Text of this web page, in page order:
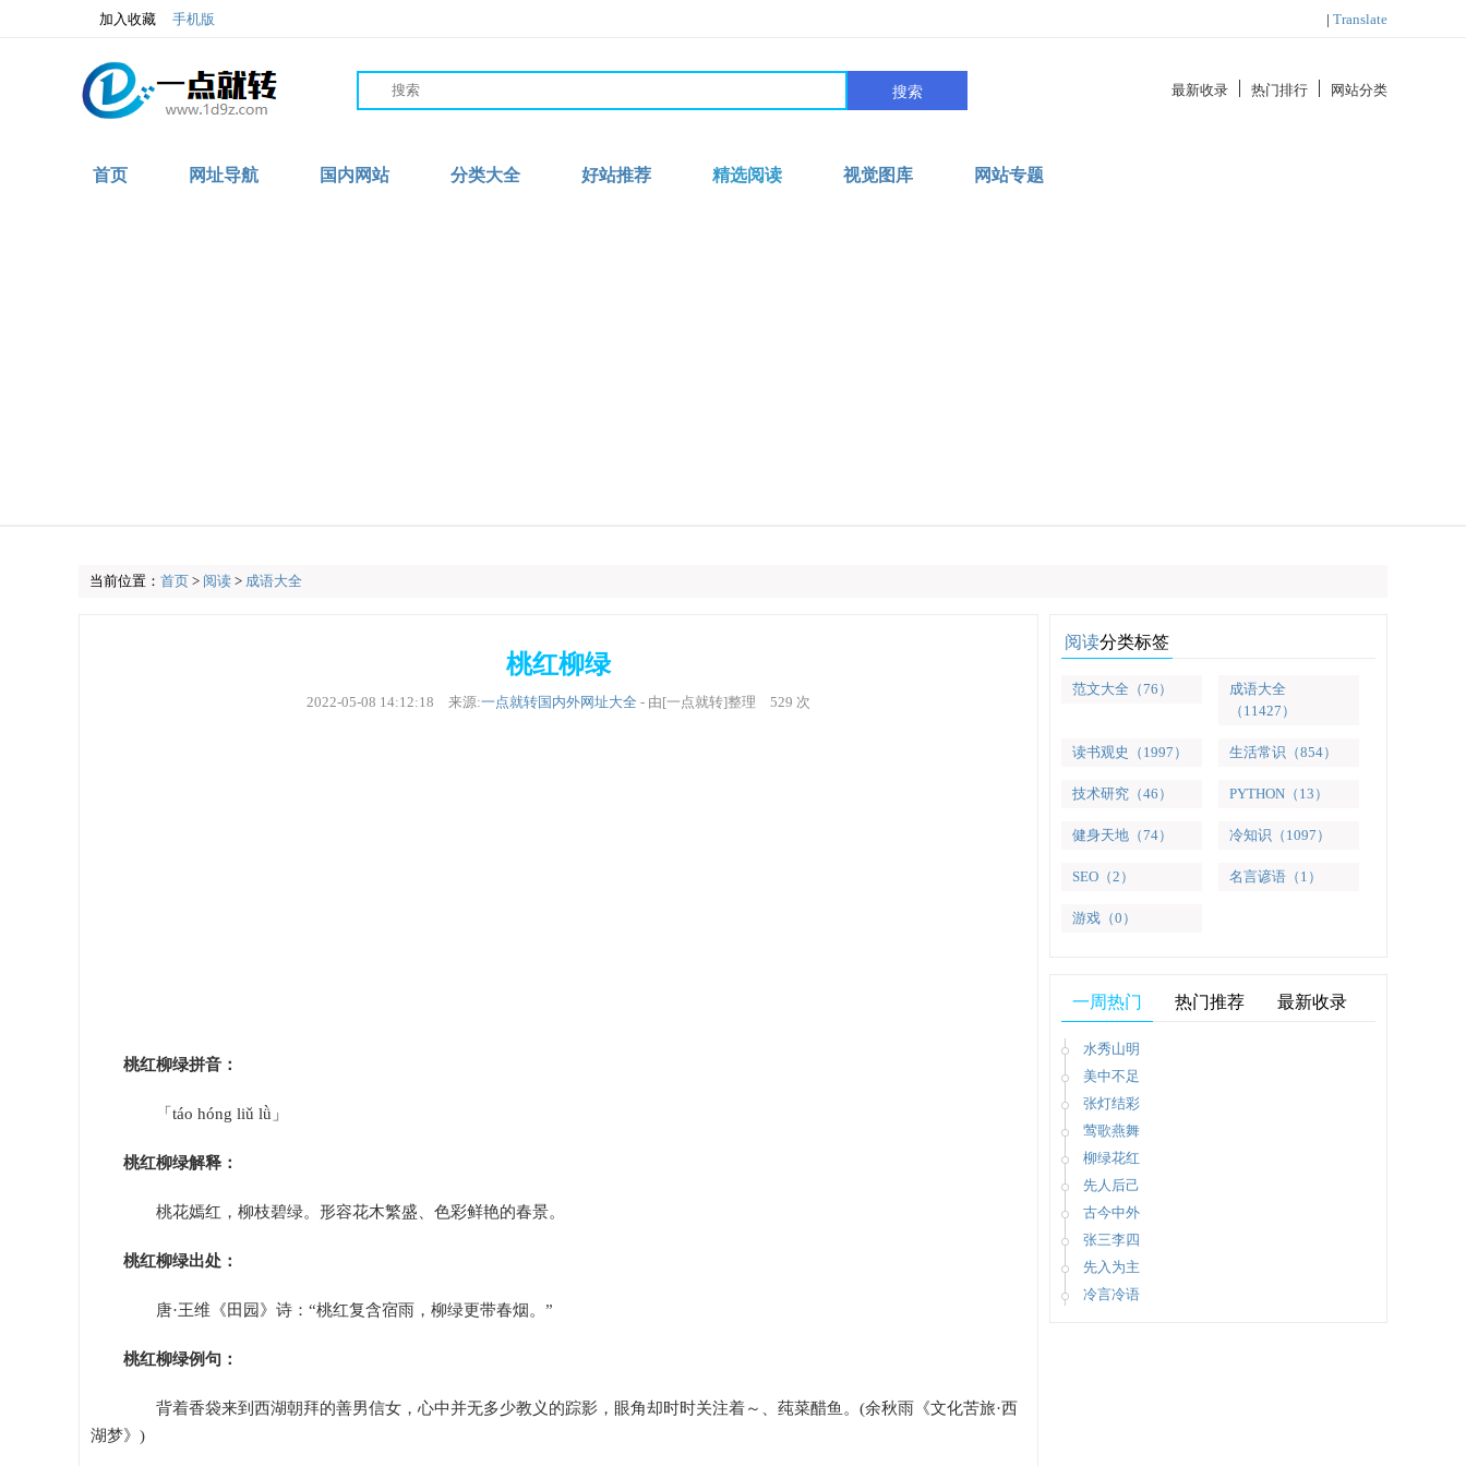
加入收藏 手机版 | Translate
搜索 最新收录 热门排行 网站分类
首页 网址导航 国内网站 分类大全 好站推荐 精选阅读 视觉图库 网站专题
当前位置： 首页 > 阅读 > 成语大全
桃红柳绿
2022-05-08 14:12:18 来源:一点就转国内外网址大全 - 由[一点就转]整理 529 次
桃红柳绿拼音：
「táo hóng liǔ lǜ」
桃红柳绿解释：
桃花嫣红，柳枝碧绿。形容花木繁盛、色彩鲜艳的春景。
桃红柳绿出处：
唐·王维《田园》诗：“桃红复含宿雨，柳绿更带春烟。”
桃红柳绿例句：
背着香袋来到西湖朝拜的善男信女，心中并无多少教义的踪影，眼角却时时关注着～、莼菜醋鱼。(余秋雨《文化苦旅·西
湖梦》)
阅读分类标签
范文大全（76）
成语大全
（11427）
读书观史（1997） 生活常识（854）
技术研究（46） PYTHON（13）
健身天地（74） 冷知识（1097）
SEO（2） 名言谚语（1）
游戏（0）
一周热门 热门推荐 最新收录
水秀山明
美中不足
张灯结彩
莺歌燕舞
柳绿花红
先人后己
古今中外
张三李四
先入为主
冷言冷语